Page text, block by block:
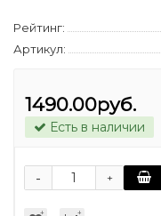
Рейтинг:
Артикул:
1490.00руб.
Есть в наличии
+
-